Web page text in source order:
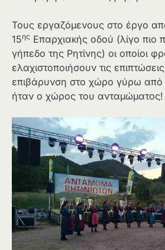
Τους εργαζόμενους στο έργο
15ης Επαρχιακής οδού (λίγο πιο
γήπεδο της Ρητίνης) οι οποίοι
ελαχιστοποιήσουν τις
επιβάρυνση στο χώρο γύρω από
ήταν ο χώρος του ανταμώματος!